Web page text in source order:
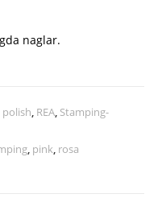
naglar.
, REA, Stamping-
, pink, rosa